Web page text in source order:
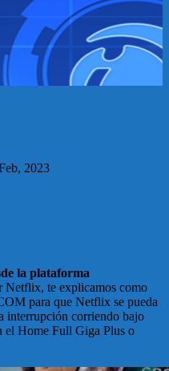
2023
la plataforma
Netflix, te explicamos como
para que Netflix se pueda
interrupción corriendo bajo
el Home Full Giga Plus o